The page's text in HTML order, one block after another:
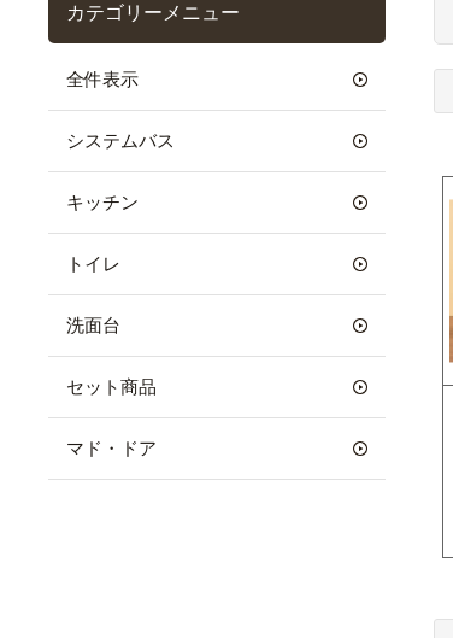
カテゴリーメニュー
全件表示
システムバス
キッチン
トイレ
洗面台
セット商品
マド・ドア